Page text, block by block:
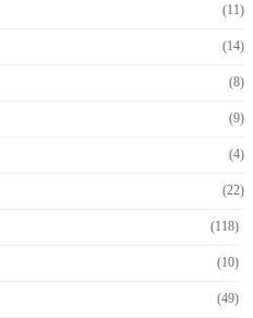
(11)
(14)
(8)
(9)
(4)
(22)
(118)
(10)
(49)